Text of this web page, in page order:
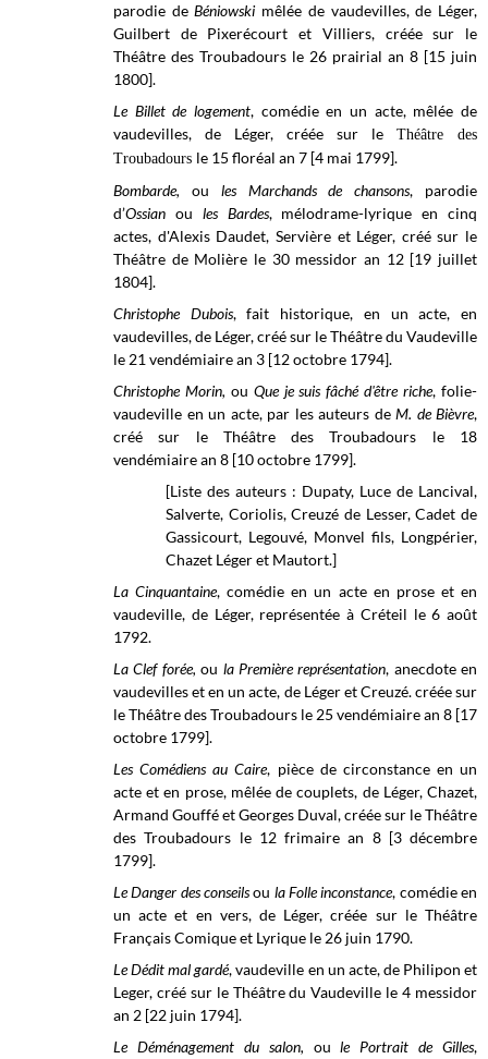
parodie deBéniowski mêlée de vaudevilles, de Léger,
Guilbert de Pixerécourt et Villiers, créée sur le
Théâtre des Troubadours le 26 prairial an 8 [15 juin
1800].
Le Billet de logement, comédie en un acte, mêlée de
vaudevilles, de Léger, créée sur le Théâtre des
Troubadours le 15 floréal an 7 [4 mai 1799].
Bombarde, ou les Marchands de chansons, parodie
d’Ossian ou les Bardes, mélodrame-lyrique en cinq
actes, d'Alexis Daudet, Servière et Léger, créé sur le
Théâtre de Molière le 30 messidor an 12 [19 juillet
1804].
Christophe Dubois, fait historique, en un acte, en
vaudevilles, de Léger, créé sur leThéâtre du Vaudeville
le 21 vendémiaire an 3 [12 octobre 1794].
Christophe Morin, ou Que je suis fâché d'être riche, folie-
vaudeville en un acte, par les auteurs de M. de Bièvre,
créé sur le Théâtre des Troubadours le 18
vendémiaire an 8 [10 octobre 1799].
[Liste des auteurs : Dupaty, Luce de Lancival,
Salverte, Coriolis, Creuzé de Lesser, Cadet de
Gassicourt, Legouvé, Monvel fils, Longpérier,
Chazet Léger et Mautort.]
La Cinquantaine, comédie en un acte en prose et en
vaudeville, de Léger, représentée à Créteil le 6 août
1792.
La Clef forée,ou la Première représentation, anecdote en
vaudevilles et en un acte, de Léger et Creuzé. créée sur
leThéâtre des Troubadours le 25 vendémiaire an 8 [17
octobre 1799].
Les Comédiens au Caire, pièce de circonstance en un
acte et en prose, mêlée de couplets, de Léger, Chazet,
Armand Gouffé et Georges Duval, créée sur leThéâtre
des Troubadours le 12 frimaire an 8 [3 décembre
1799].
Le Danger des conseilsou la Folle inconstance, comédie en
un acte et en vers, de Léger, créée sur le Théâtre
Français Comique et Lyrique le 26 juin 1790.
Le Dédit mal gardé, vaudeville en un acte, de Philipon et
Leger, créé sur le Théâtre du Vaudeville le 4 messidor
an 2 [22 juin 1794].
Le Déménagement du salon, ou le Portrait de Gilles,